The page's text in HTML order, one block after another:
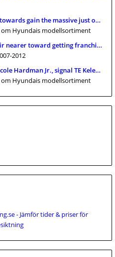
gain the massive just one?
om Hyundais modellsortiment
nearer toward getting franchise
2012
Hardman Jr., signal TE Keleki
om Hyundais modellsortiment